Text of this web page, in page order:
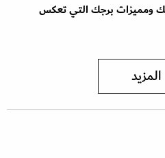
شخصيتك ومميزات برجك التي تعكس
المزيد